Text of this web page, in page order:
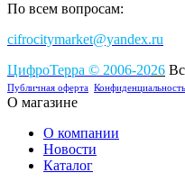
По всем вопросам:
cifrocitymarket@yandex.ru
ЦифроТерра © 2006-2026
Публичная оферта Конфиденциальность
О магазине
О компании
Новости
Каталог